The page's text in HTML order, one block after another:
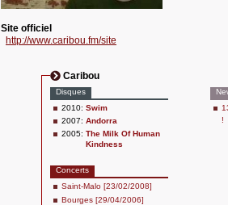
Site officiel
http://www.caribou.fm/site
Caribou
Disques
2010: Swim
2007: Andorra
2005: The Milk Of Human
Kindness
Concerts
Saint-Malo [23/02/2008]
Bourges [29/04/2006]
!